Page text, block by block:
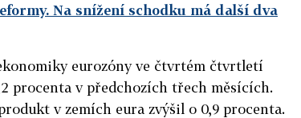
Na snížení schodku má další dva
eurozóny ve čtvrtém čtvrtletí
procenta v předchozích třech měsících.
v zemích eura zvýšil o 0,9 procenta.